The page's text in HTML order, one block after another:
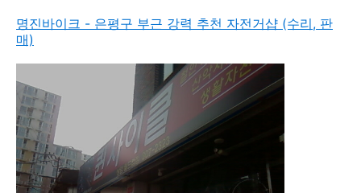
명진바이크 - 은평구 부근 강력 추천 자전거샵 (수리, 판
매)